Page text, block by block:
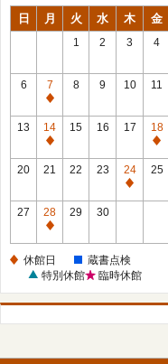
日 月 火 水 木 金
1 2 3 4
6
7
休
館
日
8 9 10 11
13
14
休
館
15 16 17
18
休
館
20 21 22 23
24
休
25
27
28
休
日
29 30
休館日
蔵書点検
特別休館
臨時休館